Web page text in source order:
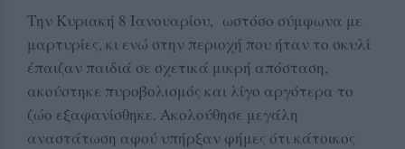
Την Κυριακή 8 Ιανουαρίου, ωστόσο σύμφωνα με
μαρτυρίες, κι ενώ στην περιοχή που ήταν το σκυλί
έπαιζαν παιδιά σε σχετικά μικρή απόσταση,
ακούστηκε πυροβολισμός και λίγο αργότερα το
ζώο εξαφανίσθηκε. Ακολούθησε μεγάλη
αναστάτωση αφού υπήρξαν φήμες ότι κάτοικος